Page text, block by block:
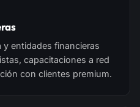
y entidades financieras
capacitaciones a red
con clientes premium.